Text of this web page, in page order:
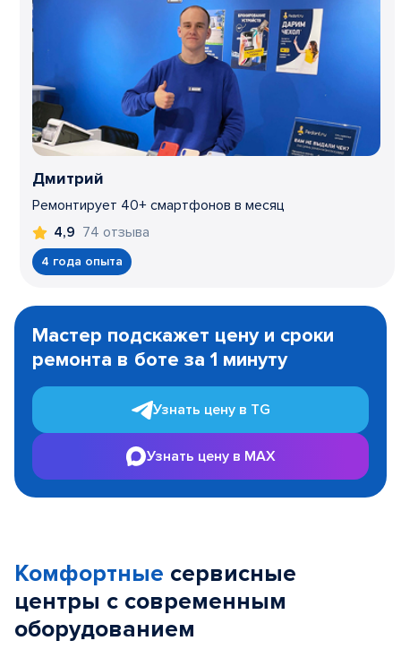
Дмитрий
Ремонтирует 40+ смартфонов в месяц
4,9 74 отзыва
4 года опыта
1
Мастер подскажет цену и сроки
ремонта в боте за 1 минуту
Узнать цену в TG
Узнать цену в MAX
Комфортные сервисные
центры с современным
оборудованием